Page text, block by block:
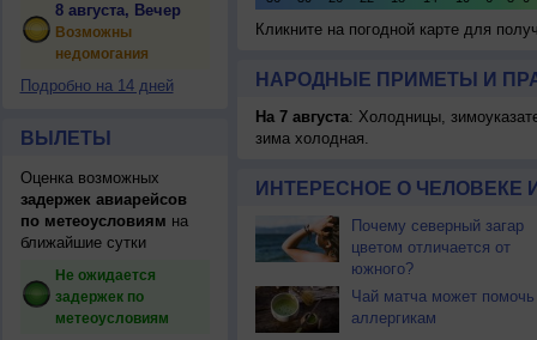
8 августа, Вечер
Возможны
недомогания
Подробно на 14 дней
ВЫЛЕТЫ
Оценка возможных
задержек авиарейсов
по метеоусловиям на
ближайшие сутки
Не ожидается
задержек по
метеоусловиям
Кликните на погодной карте для
НАРОДНЫЕ ПРИМЕТЫ И
На 7 августа: Холодницы,
зима холодная.
ИНТЕРЕСНОЕ О ЧЕЛОВЕКЕ
Почему северный загар
цветом отличается от
южного?
Чай матча может помочь
аллергикам